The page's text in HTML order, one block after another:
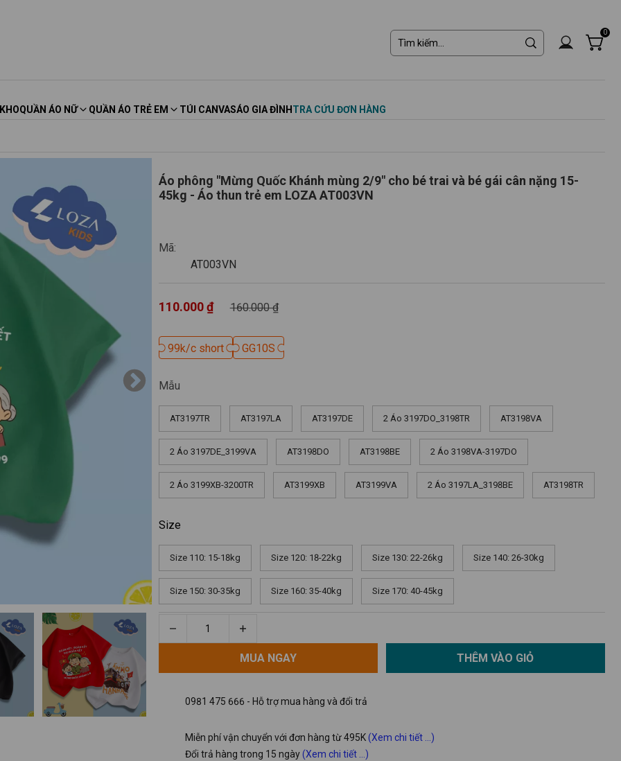
0
QUẦN ÁO NỮ QUẦN ÁO TRẺ EM TÚI CANVASÁO GIA ĐÌNH TRA CỨU ĐƠN HÀNG
AT003VN
THÊM VÀO GIỎ
Áo phông "Mừng Quốc Khánh mùng 2/9" cho bé trai và bé gái cân nặng 15-
45kg - Áo thun trẻ em LOZA AT003VN
Mã:
160.000 ₫
110.000 ₫
Mẫu
Size
MUA NGAY
0981 475 666 - Hỗ trợ mua hàng và đổi trả
Miễn phí vận chuyển với đơn hàng từ 495K(Xem chi tiết ...)
Đổi trả hàng trong 15 ngày(Xem chi tiết ...)
AT3197TR AT3197LA AT3197DE 2 Áo 3197DO_3198TR AT3198VA
2 Áo 3197DE_3199VA AT3198DO AT3198BE 2 Áo 3198VA-3197DO
2 Áo 3199XB-3200TR AT3199XB AT3199VA 2 Áo 3197LA_3198BE AT3198TR
Size 110: 15-18kg Size 120: 18-22kg Size 130: 22-26kg Size 140: 26-30kg
Size 150: 30-35kg Size 160: 35-40kg Size 170: 40-45kg
AT003VN
MUA NGAY
99k/c short
99k/c short GG10S
GG10S